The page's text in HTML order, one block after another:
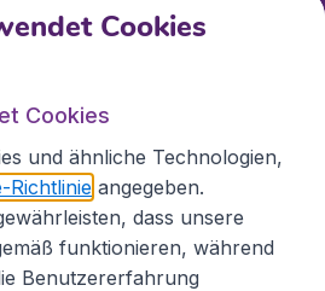
Cookies
Cookies
und ähnliche Technologien,
Richtlinie angegeben.
dass unsere
funktionieren, während
Benutzererfahrung